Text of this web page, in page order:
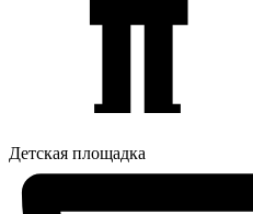
Детская площадка